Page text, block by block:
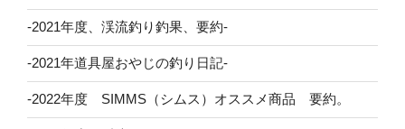
-2021年度、渓流釣り釣果、要約-
-2021年道具屋おやじの釣り日記-
-2022年度 SIMMS（シムス）オススメ商品 要約。